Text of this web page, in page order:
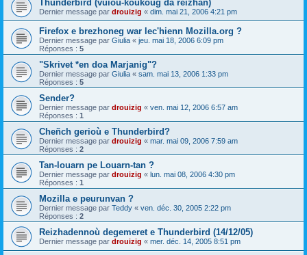
Thunderbird (vuioù-koukoug da reizhañ)
Dernier message par drouizig « dim. mai 21, 2006 4:21 pm
Firefox e brezhoneg war lec'hienn Mozilla.org ?
Dernier message par Giulia « jeu. mai 18, 2006 6:09 pm
Réponses : 5
"Skrivet *en doa Marjanig"?
Dernier message par Giulia « sam. mai 13, 2006 1:33 pm
Réponses : 5
Sender?
Dernier message par drouizig « ven. mai 12, 2006 6:57 am
Réponses : 1
Cheñch gerioù e Thunderbird?
Dernier message par drouizig « mar. mai 09, 2006 7:59 am
Réponses : 2
Tan-louarn pe Louarn-tan ?
Dernier message par drouizig « lun. mai 08, 2006 4:30 pm
Réponses : 1
Mozilla e peurunvan ?
Dernier message par Teddy « ven. déc. 30, 2005 2:22 pm
Réponses : 2
Reizhadennoù degemeret e Thunderbird (14/12/05)
Dernier message par drouizig « mer. déc. 14, 2005 8:51 pm